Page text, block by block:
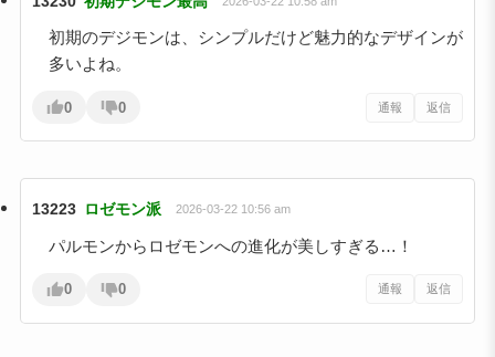
初期のデジモンは、シンプルだけど魅力的なデザインが
多いよね。
0 0 通報 返信
13223 ロゼモン派 2026-03-22 10:56 am
パルモンからロゼモンへの進化が美しすぎる…！
0 0 通報 返信